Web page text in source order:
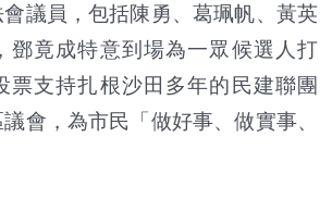
議員，包括陳勇、葛珮帆、黃英
鄧竟成特意到場為一眾候選人打
票支持扎根沙田多年的民建聯團
會，為市民「做好事、做實事、